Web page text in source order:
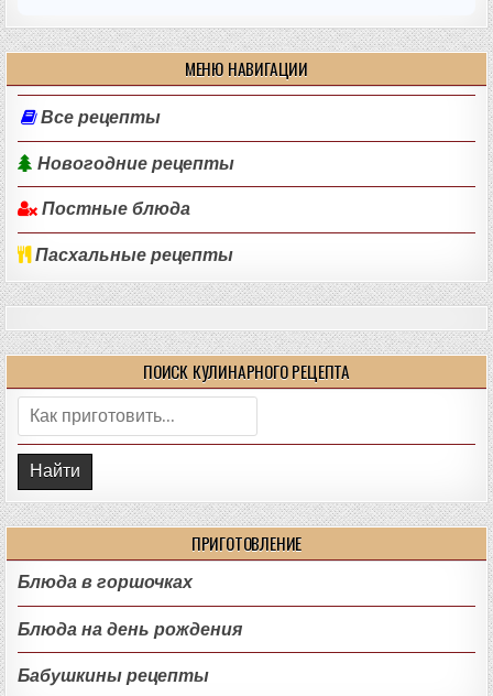
МЕНЮ НАВИГАЦИИ
Все рецепты
Новогодние рецепты
Постные блюда
Пасхальные рецепты
ПОИСК КУЛИНАРНОГО РЕЦЕПТА
Поиск:
ПРИГОТОВЛЕНИЕ
Блюда в горшочках
Блюда на день рождения
Бабушкины рецепты